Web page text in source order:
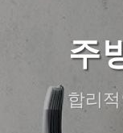
주
합리